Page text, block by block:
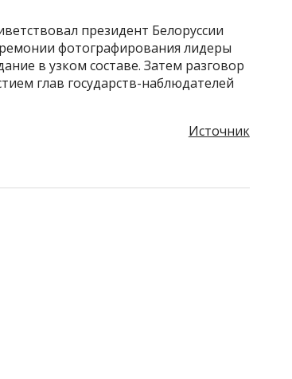
президент Белоруссии
фотографирования лидеры
в узком составе. Затем разговор
глав государств-наблюдателей
Источник